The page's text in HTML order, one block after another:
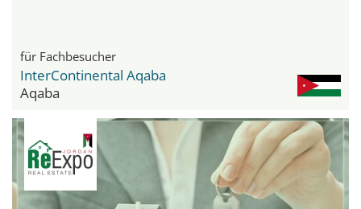
für Fachbesucher
InterContinental Aqaba
Aqaba